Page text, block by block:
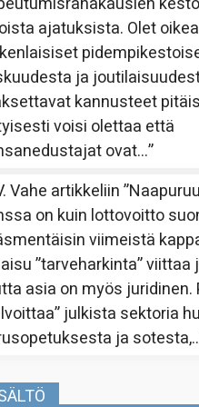
ajatuksista. Olet
ja
kannusteet
voisi olettaa että
ovat…”
Vahe artikkeliin
on kuin lottovoitto
viimeistä
”tarveharkinta” viittaa
asia on myös juridinen.
julkista sektoria
ja